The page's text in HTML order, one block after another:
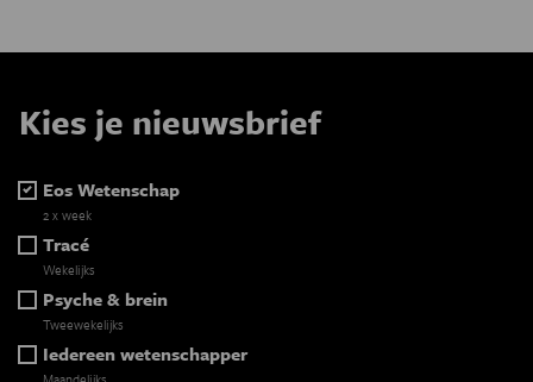
Kies je nieuwsbrief
Eos Wetenschap
2 x week
Tracé
Wekelijks
Psyche & brein
Tweewekelijks
Iedereen wetenschapper